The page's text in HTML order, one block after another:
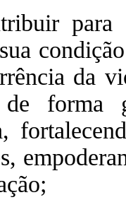
para
da
forma